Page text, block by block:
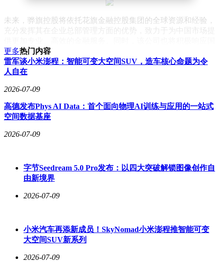
未来，骅旗控股将依托花旗金融控股集团的全球资源和经验，
充分发挥其在企业总部管理方面的优势，致力于为中国市场提
家金融政策的号召，推动金融创新和业务升级，为中国金融市
场的繁荣发展贡献自己的力量。
更多热门内容
雷军谈小米澎程：智能可变大空间SUV，造车核心命题为令
人自在
2026-07-09
高德发布Phys AI Data：首个面向物理AI训练与应用的一站式
空间数据基座
2026-07-09
字节Seedream 5.0 Pro发布：以四大突破解锁图像创作自
由新境界
2026-07-09
小米汽车再添新成员！SkyNomad小米澎程推智能可变
大空间SUV新系列
2026-07-09